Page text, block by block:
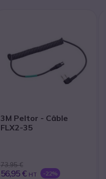
3M Peltor - Câble
FLX2-35
73,95 €
56,95 € HT -22%